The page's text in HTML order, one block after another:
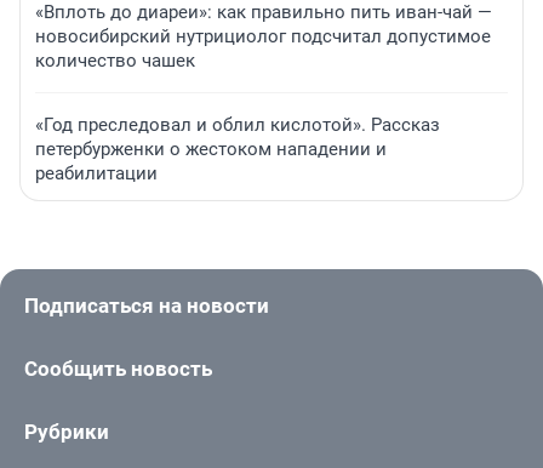
«Вплоть до диареи»: как правильно пить иван-чай —
новосибирский нутрициолог подсчитал допустимое
количество чашек
«Год преследовал и облил кислотой». Рассказ
петербурженки о жестоком нападении и
реабилитации
Подписаться на новости
Сообщить новость
Рубрики